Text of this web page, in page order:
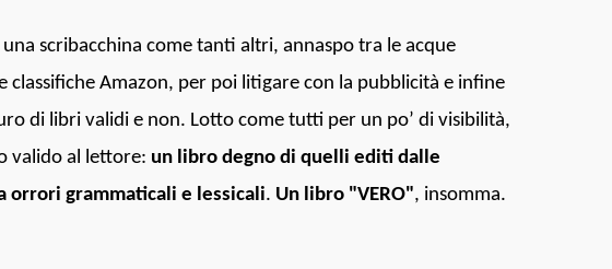
scribacchina come tanti altri, annaspo tra le acque
Amazon, per poi litigare con la pubblicità e infine
di libri validi e non. Lotto come tutti per un po’ di visibilità,
valido al lettore: un libro degno di quelli editi dalle
orrori grammaticali e lessicali. Un libro "VERO", insomma.